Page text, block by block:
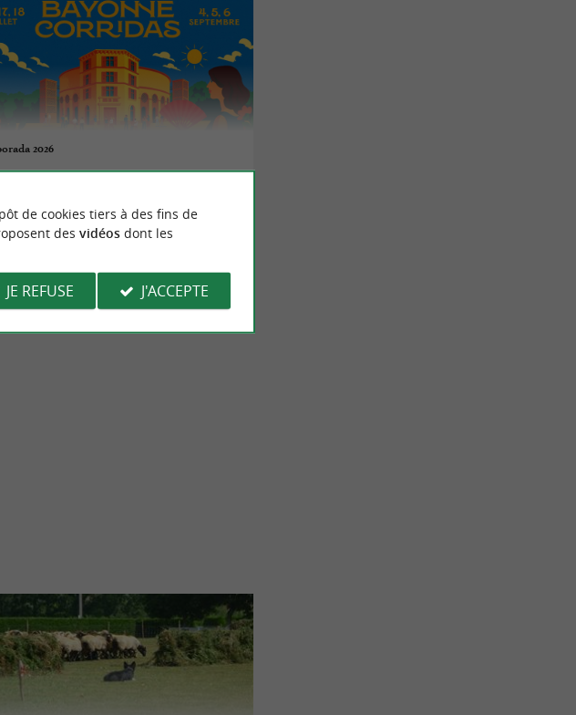
2026
Bayonne
de cookies tiers à des fins de
des vidéosdont les
JE REFUSE J'ACCEPTE